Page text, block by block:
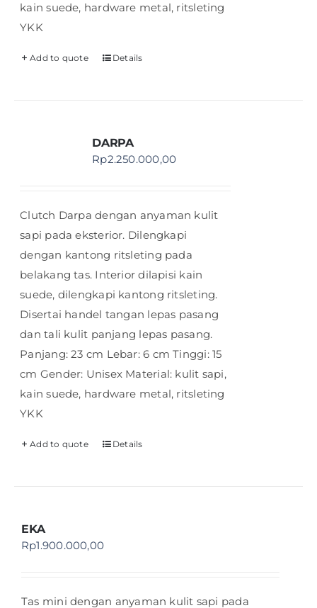
kain suede, hardware metal, ritsleting
YKK
Add to quote Details
DARPA
Rp2.250.000,00
Clutch Darpa dengan anyaman kulit
sapi pada eksterior. Dilengkapi
dengan kantong ritsleting pada
belakang tas. Interior dilapisi kain
suede, dilengkapi kantong ritsleting.
Disertai handel tangan lepas pasang
dan tali kulit panjang lepas pasang.
Panjang: 23 cm Lebar: 6 cm Tinggi: 15
cm Gender: Unisex Material: kulit sapi,
kain suede, hardware metal, ritsleting
YKK
Add to quote Details
EKA
Rp1.900.000,00
Tas mini dengan anyaman kulit sapi pada